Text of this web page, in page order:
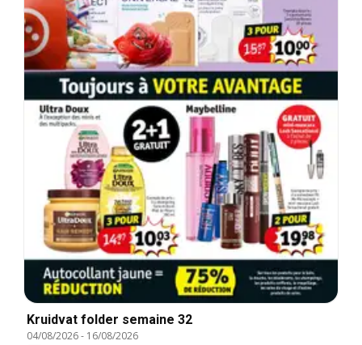
Kruidvat folder semaine 32
04/08/2026- 16/08/2026